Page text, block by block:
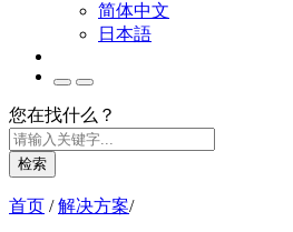
简体中文
日本語
您在找什么？
检索
首页 / 解决方案/